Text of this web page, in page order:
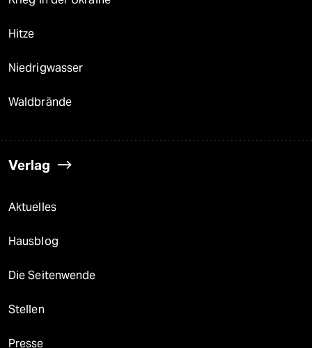
Hitze
Niedrigwasser
Waldbrände
Verlag
Aktuelles
Hausblog
Die Seitenwende
Stellen
Presse